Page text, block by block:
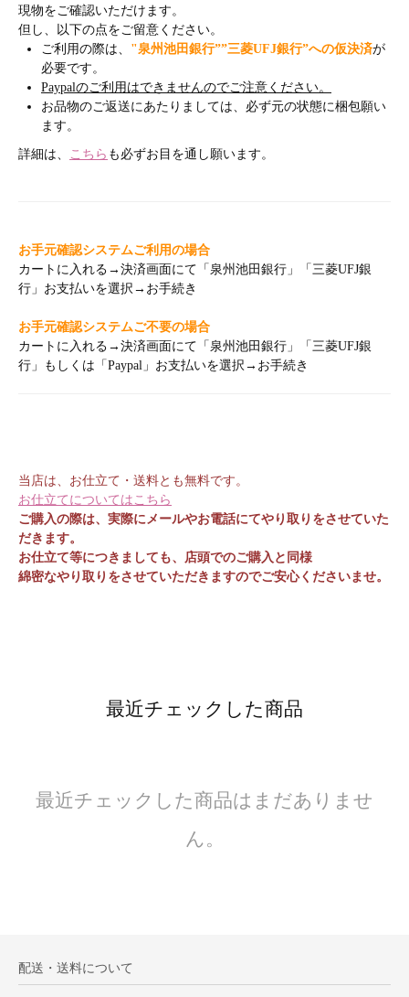
現物をご確認いただけます。
但し、以下の点をご留意ください。
ご利用の際は、 "泉州池田銀行””三菱UFJ銀行”への仮決済が
必要です。
Paypalのご利用はできませんのでご注意ください。
お品物のご返送にあたりましては、必ず元の状態に梱包願い
ます。
詳細は、 こちら も必ずお目を通し願います。
お手元確認システムご利用の場合
カートに入れる→決済画面にて「泉州池田銀行」「三菱UFJ銀
行」お支払いを選択→お手続き
お手元確認システムご不要の場合
カートに入れる→決済画面にて「泉州池田銀行」「三菱UFJ銀
行」もしくは「Paypal」お支払いを選択→お手続き
当店は、お仕立て・送料とも無料です。
お仕立てについてはこちら
ご購入の際は、実際にメールやお電話にてやり取りをさせていた
だきます。
お仕立て等につきましても、店頭でのご購入と同様
綿密なやり取りをさせていただきますのでご安心くださいませ。
最近チェックした商品
最近チェックした商品はまだありませ
ん。
配送・送料について